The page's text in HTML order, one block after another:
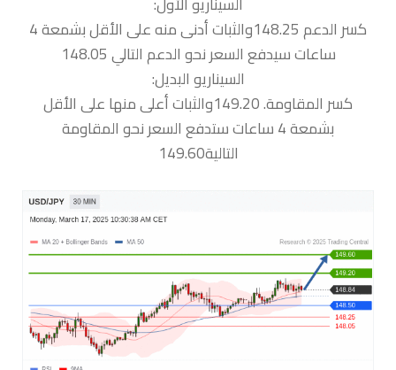
كسر الدعم 148.25والثبات أدنى منه على الأقل بشمعة 4
ساعات سيدفع السعر نحو الدعم التالي 148.05
السيناريو البديل:
كسر المقاومة. 149.20والثبات أعلى منها على الأقل
بشمعة 4 ساعات ستدفع السعر نحو المقاومة
التالية149.60